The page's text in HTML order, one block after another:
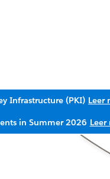
Infrastructure (PKI) Leer
in Summer 2026 Leer